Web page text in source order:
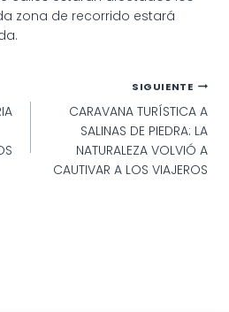
zona de recorrido estará
SIGUIENTE
CARAVANA TURÍSTICA A
SALINAS DE PIEDRA: LA
NATURALEZA VOLVIÓ A
CAUTIVAR A LOS VIAJEROS